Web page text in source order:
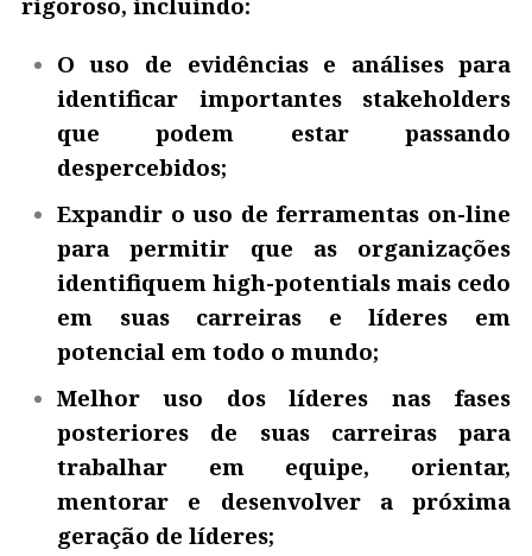
O uso de evidências e análises para
identificar importantes stakeholders
que podem estar passando
despercebidos;
Expandir o uso de ferramentas on-line
para permitir que as organizações
identifiquem high-potentials mais cedo
em suas carreiras e líderes em
potencial em todo o mundo;
Melhor uso dos líderes nas fases
posteriores de suas carreiras para
trabalhar em equipe, orientar,
mentorar e desenvolver a próxima
geração de líderes;